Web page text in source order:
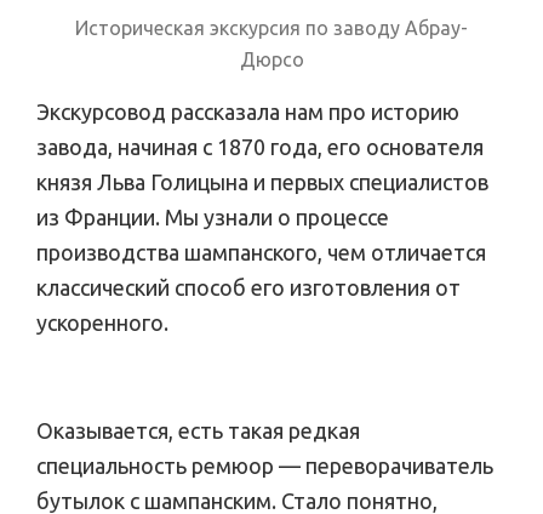
Историческая экскурсия по заводу Абрау-
Дюрсо
Экскурсовод рассказала нам про историю
завода, начиная с 1870 года, его основателя
князя Льва Голицына и первых специалистов
из Франции. Мы узнали о процессе
производства шампанского, чем отличается
классический способ его изготовления от
ускоренного.
Оказывается, есть такая редкая
специальность ремюор — переворачиватель
бутылок с шампанским. Стало понятно,